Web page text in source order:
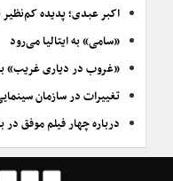
اکبر عبدی؛ پدیده کم‌نظیر
«سامی» به ایتالیا می‌رود
«غروب در دیاری غریب»
تغییرات در سازمان
درباره چهار فیلم موفق در باکس آفیس